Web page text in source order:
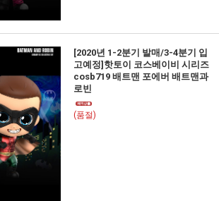
[2020년 1-2분기 발매/3-4분기 입
고예정]핫토이 코스베이비 시리즈
cosb719 배트맨 포에버 배트맨과
로빈
(품절)